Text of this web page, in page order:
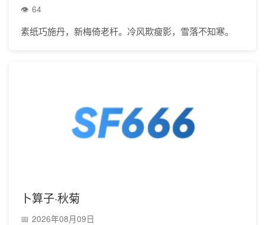
64
素纸巧施丹，新梅倚老杆。冷风欺瘦影，雪落不知寒。
卜算子·秋菊
2026年08月09日